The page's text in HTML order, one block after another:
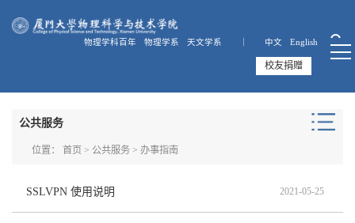
物理学科百年 物理学系 天文学系 ｜ 中文 English
校友捐赠
公共服务
位置： 首页 > 公共服务> 办事指南
SSLVPN 使用说明 2021-05-25